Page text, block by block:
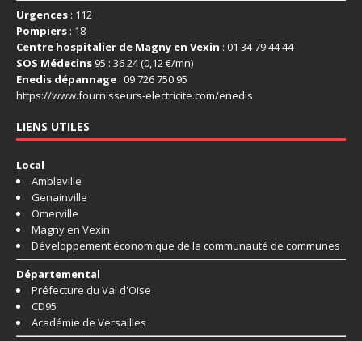
Urgences : 112
Pompiers : 18
Centre hospitalier de Magny en Vexin : 01 34 79 44 44
SOS Médecins 95 : 36 24 (0,12 €/mn)
Enedis dépannage : 09 726 750 95
https://www.fournisseurs-electricite.com/enedis
LIENS UTILES
Local
Ambleville
Genainville
Omerville
Magny en Vexin
Développement économique de la communauté de communes
Départemental
Préfecture du Val d'Oise
CD95
Académie de Versailles